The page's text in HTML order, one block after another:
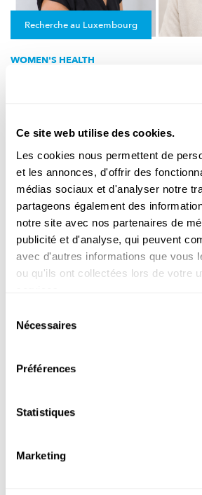
Ce site web utilise des cookies.
Les cookies nous permettent de
et les annonces, d'offrir des
médias sociaux et d'analyser notre
partageons également des
notre site avec nos partenaires de
publicité et d'analyse, qui peuvent
avec d'autres informations que vous
ou qu'ils ont collectées lors de votre
Nécessaires
Préférences
Statistiques
Marketing
Recherche au Luxembourg
WOMEN'S HEALTH
The Gender Health Gap:
investigated gender inequalities in health
LIH
RECHERCHE PARTICIPANTS ÉTUDE
gynécologique au
Cette enquête a pour but de recueillir